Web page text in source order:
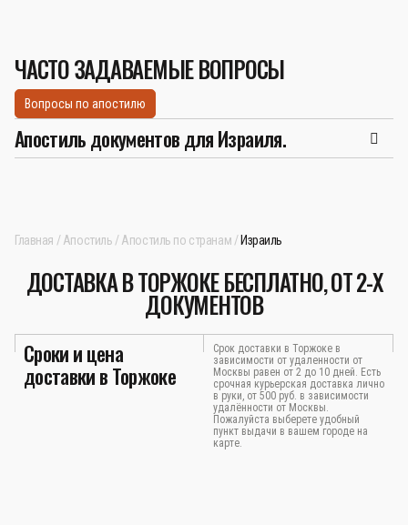
ЧАСТО ЗАДАВАЕМЫЕ ВОПРОСЫ
Вопросы по апостилю
Апостиль документов для Израиля.
Главная Апостиль Апостиль по странам Израиль
ДОСТАВКА В ТОРЖОКЕ БЕСПЛАТНО, ОТ 2-Х
ДОКУМЕНТОВ
Сроки и цена
доставки в Торжоке
Срок доставки в Торжоке в
зависимости от удаленности от
Москвы равен от 2 до 10 дней. Есть
срочная курьерская доставка лично
в руки, от 500 руб. в зависимости
удалённости от Москвы.
Пожалуйста выберете удобный
пункт выдачи в вашем городе на
карте.